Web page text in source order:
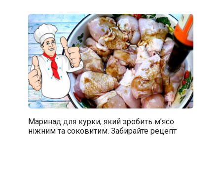
Маринад для курки, який зробить м’ясо
ніжним та соковитим. Забирайте рецепт